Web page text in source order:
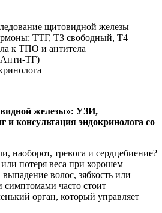
щитовидной железы
ТТГ, Т3 свободный, Т4
к ТПО и антитела
ТГ)
железы»: УЗИ,
и консультация эндокринолога со
наоборот, тревога и сердцебиение?
потеря веса при хорошем
волос, зябкость или
часто стоит
орган, который управляет